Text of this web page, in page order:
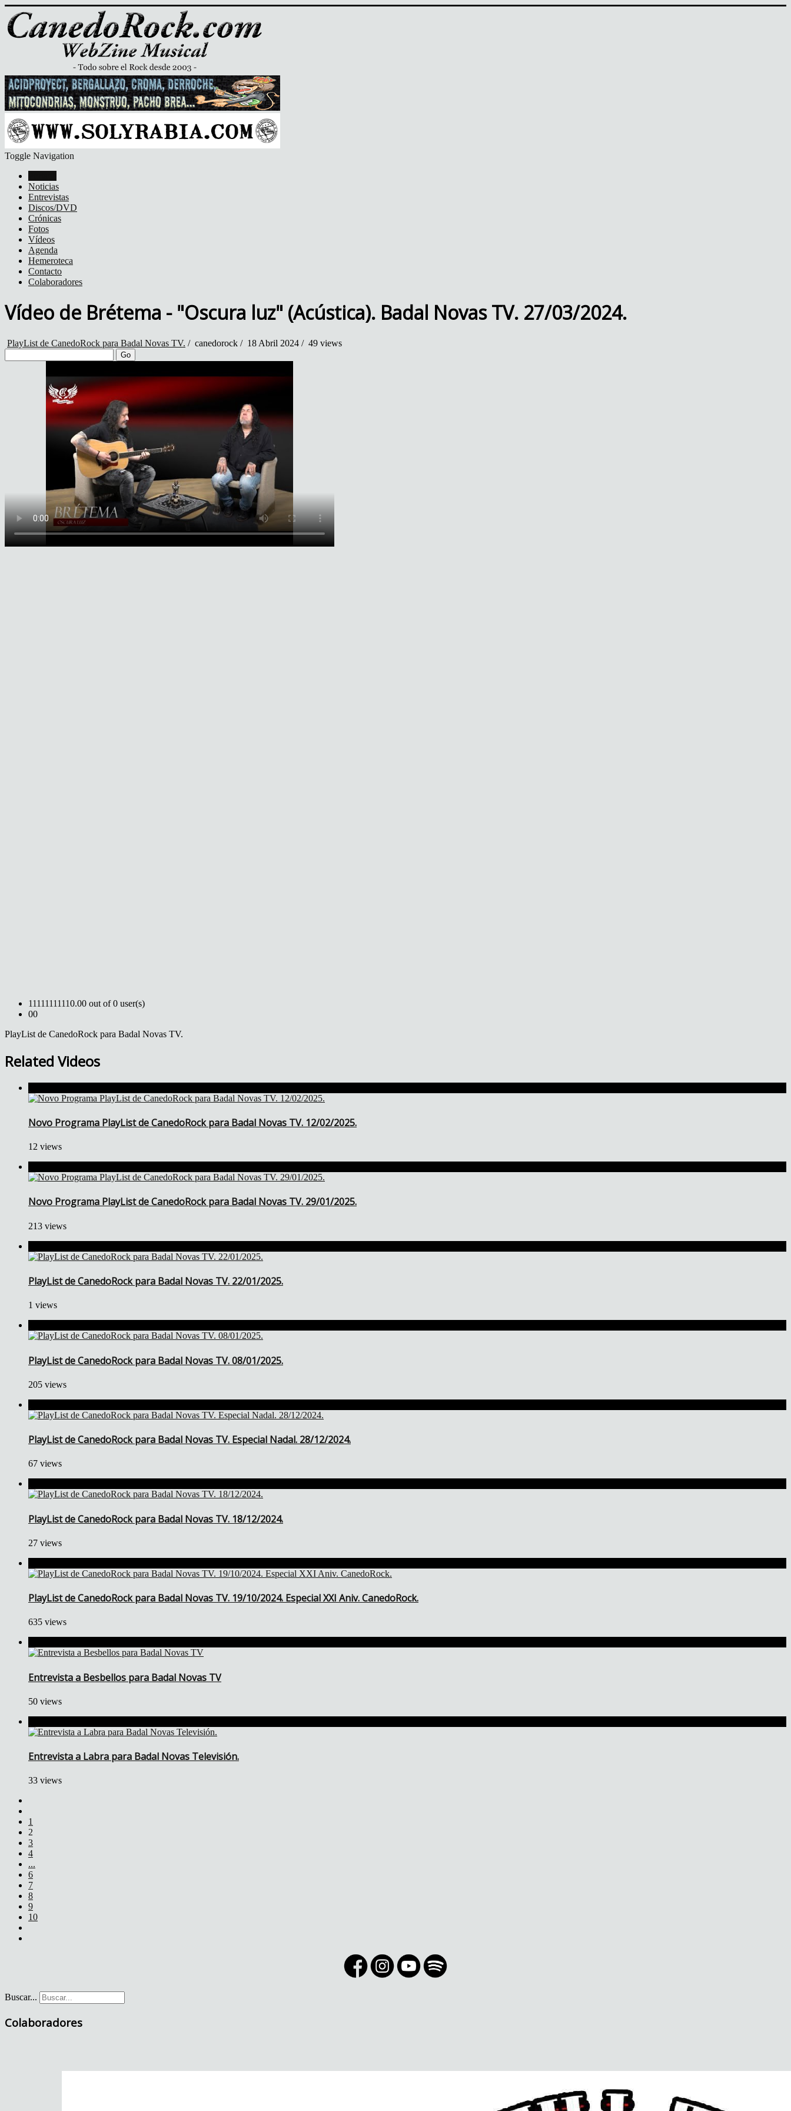
Toggle Navigation
Noticias
Entrevistas
Discos/DVD
Crónicas
Fotos
Vídeos
Agenda
Hemeroteca
Contacto
Colaboradores
Vídeo de Brétema - "Oscura luz" (Acústica). Badal Novas TV. 27/03/2024.
PlayList de CanedoRock para Badal Novas TV. / canedorock / 18 Abril 2024 / 49 views
Go
11111111110.00 out of 0 user(s)
00
PlayList de CanedoRock para Badal Novas TV.
Related Videos
Novo Programa PlayList de CanedoRock para Badal Novas TV. 12/02/2025.
12 views
Novo Programa PlayList de CanedoRock para Badal Novas TV. 29/01/2025.
213 views
PlayList de CanedoRock para Badal Novas TV. 22/01/2025.
1 views
PlayList de CanedoRock para Badal Novas TV. 08/01/2025.
205 views
PlayList de CanedoRock para Badal Novas TV. Especial Nadal. 28/12/2024.
67 views
PlayList de CanedoRock para Badal Novas TV. 18/12/2024.
27 views
PlayList de CanedoRock para Badal Novas TV. 19/10/2024. Especial XXI Aniv. CanedoRock.
635 views
Entrevista a Besbellos para Badal Novas TV
50 views
Entrevista a Labra para Badal Novas Televisión.
33 views
1
2
3
4
...
6
7
8
9
10
Buscar...
Colaboradores